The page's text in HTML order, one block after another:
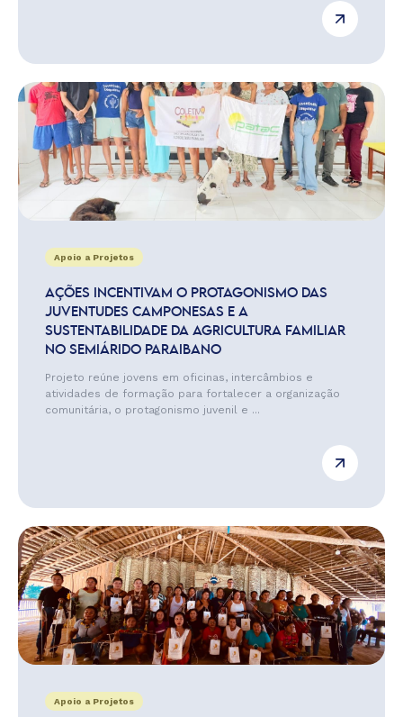
Apoio a Projetos
AÇÕES INCENTIVAM O PROTAGONISMO DAS
JUVENTUDES CAMPONESAS E A
SUSTENTABILIDADE DA AGRICULTURA FAMILIAR
NO SEMIÁRIDO PARAIBANO
Projeto reúne jovens em oficinas, intercâmbios e
atividades de formação para fortalecer a organização
comunitária, o protagonismo juvenil e ...
Apoio a Projetos